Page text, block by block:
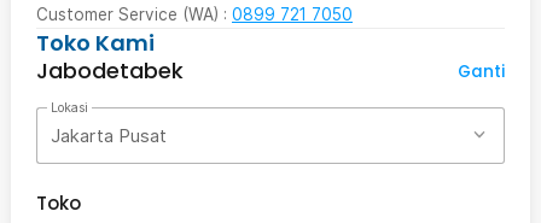
Customer Service (WA) : 0899 721 7050
Toko Kami
Jabodetabek
Ganti
Lokasi
Jakarta Pusat
Toko